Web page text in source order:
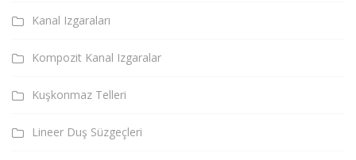
Kanal Izgaraları
Kompozit Kanal Izgaralar
Kuşkonmaz Telleri
Lineer Duş Süzgeçleri